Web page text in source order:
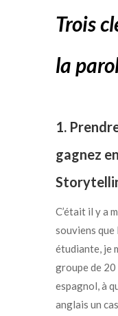
Trois
la
1.
gagnez
C’était il y a
souviens que
étudiante, je
groupe de 20
espagnol, à
anglais un